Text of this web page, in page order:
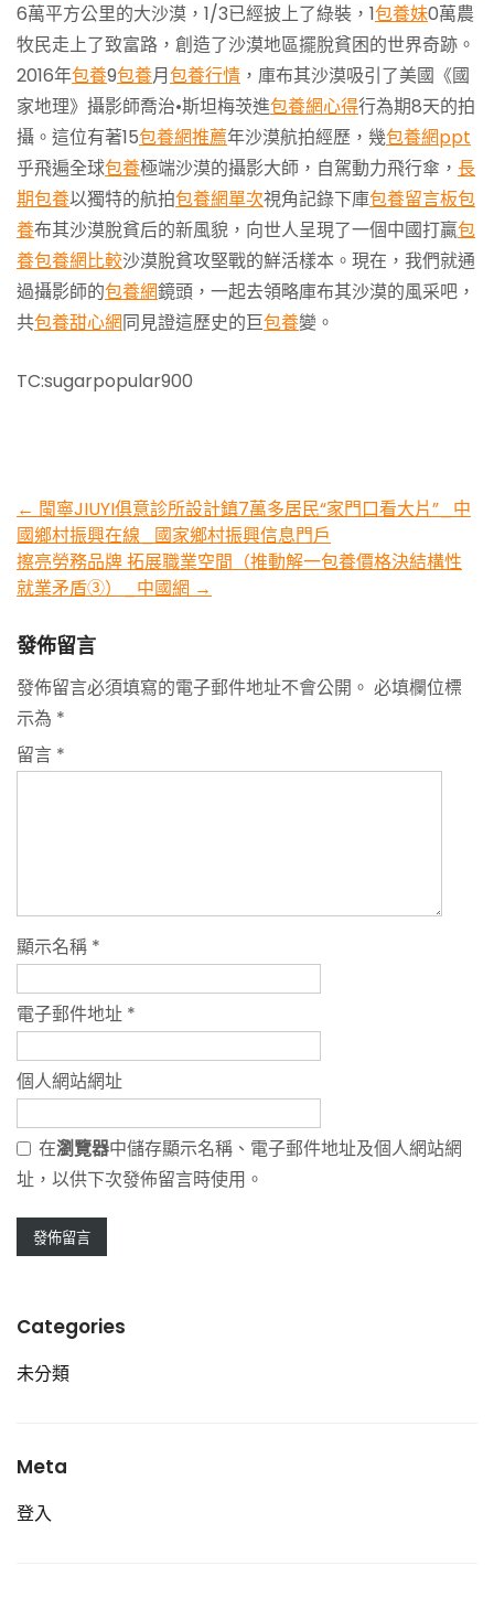
6萬平方公里的大沙漠，1/3已經披上了綠裝，1包養妹0萬農
牧民走上了致富路，創造了沙漠地區擺脫貧困的世界奇跡。
2016年包養9包養月包養行情 ，庫布其沙漠吸引了美國《國
家地理》攝影師喬治•斯坦梅茨進包養網心得行為期8天的拍
攝。這位有著15包養網推薦年沙漠航拍經歷，幾包養網ppt
乎飛遍全球包養極端沙漠的攝影大師，自駕動力飛行傘， 長
期包養以獨特的航拍包養網單次視角記錄下庫包養留言板包
養布其沙漠脫貧后的新風貌，向世人呈現了一個中國打贏包
養包養網比較沙漠脫貧攻堅戰的鮮活樣本。現在，我們就通
過攝影師的包養網鏡頭，一起去領略庫布其沙漠的風采吧，
共包養甜心網同見證這歷史的巨包養變。
TC:sugarpopular900
Post
navigation
← 閩寧JIUYI俱意診所設計鎮7萬多居民“家門口看大片”_中
國鄉村振興在線_國家鄉村振興信息門戶
擦亮勞務品牌 拓展職業空間（推動解一包養價格決結構性
就業矛盾③）_中國網 →
發佈留言
發佈留言必須填寫的電子郵件地址不會公開。 必填欄位標
示為 *
留言 *
顯示名稱 *
電子郵件地址 *
個人網站網址
在瀏覽器中儲存顯示名稱、電子郵件地址及個人網站網
址，以供下次發佈留言時使用。
Categories
未分類
Meta
登入